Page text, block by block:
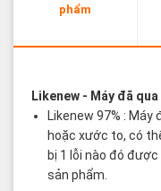
phẩm
Likenew- Máy đã qua
Likenew 97% :
hoặc xước to, có
bị 1 lỗi nào đó
sản phẩm.